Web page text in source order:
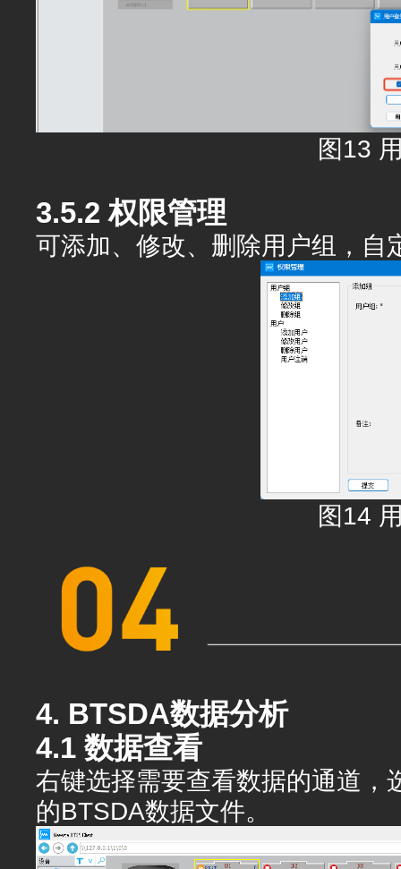
图13
3.5.2 权限管理
可添加、修改、删除用户组，自
图14
4. BTSDA数据分析
4.1 数据查看
右键选择需要查看数据的通道，
的BTSDA数据文件。